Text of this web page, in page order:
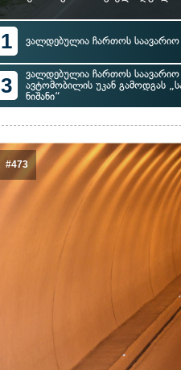
1 ვალდებულია ჩართოს საავარიო
3
ვალდებულია ჩართოს საავარიო
ავტომობილის უკან გამოდგას
ნიშანი“
#473